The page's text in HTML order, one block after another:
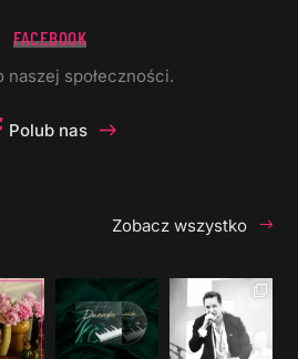
FACEBOOK
naszej społeczności.
Polub nas
Zobacz wszystko